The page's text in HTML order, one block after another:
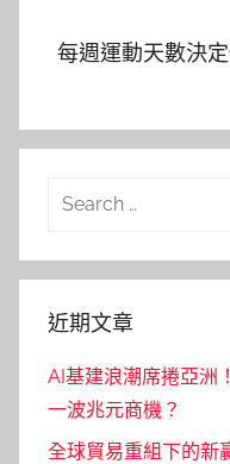
每週運動天數決
Search
近期文章
AI基建浪潮席捲亞洲
一波兆元商機？
全球貿易重組下的新